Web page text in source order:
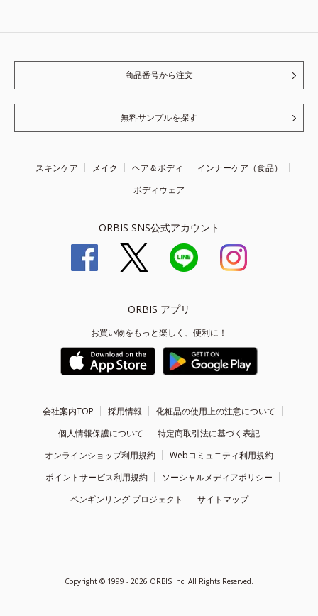
商品番号から注文
無料サンプルを探す
スキンケア メイク ヘア＆ボディ
インナーケア（食品）
ボディウェア
ORBIS SNS公式アカウント
ORBIS アプリ
お買い物をもっと楽しく、便利に！
会社案内TOP 採用情報
化粧品の使用上の注意について
個人情報保護について
特定商取引法に基づく表記
オンラインショップ利用規約
Webコミュニティ利用規約
ポイントサービス利用規約
ソーシャルメディアポリシー
ペンギンリング プロジェクト
サイトマップ
Copyright © 1999 - 2026 ORBIS Inc. All Rights Reserved.